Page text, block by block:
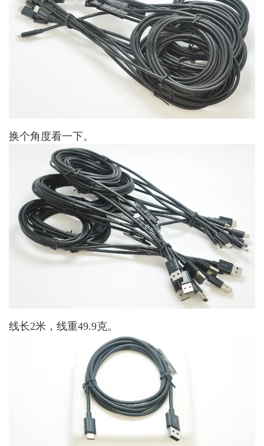
换个角度看一下。
线长2米，线重49.9克。